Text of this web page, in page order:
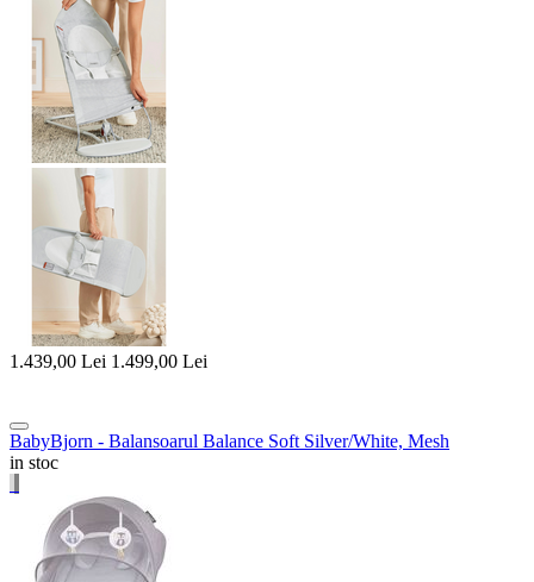
1.439,00 Lei 1.499,00 Lei
BabyBjorn - Balansoarul Balance Soft Silver/White, Mesh
in stoc